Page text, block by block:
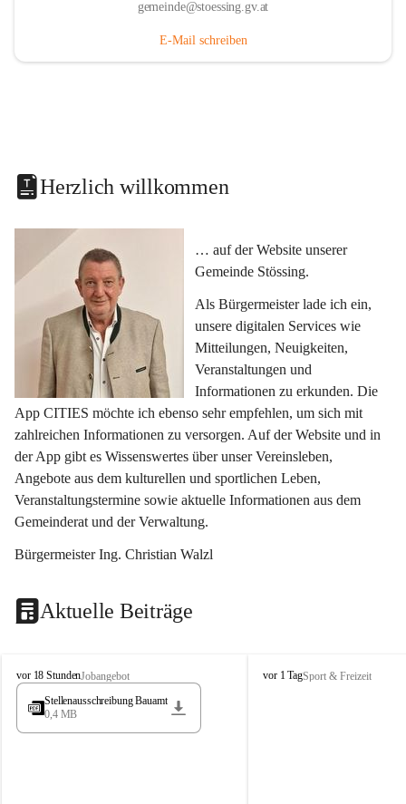
gemeinde@stoessing.gv.at
E-Mail schreiben
Herzlich willkommen
… auf der Website unserer
Gemeinde Stössing.
Als Bürgermeister lade ich ein,
unsere digitalen Services wie
Mitteilungen, Neuigkeiten,
Veranstaltungen und
Informationen zu erkunden. Die
App CITIES möchte ich ebenso sehr empfehlen, um sich mit
zahlreichen Informationen zu versorgen. Auf der Website und in
der App gibt es Wissenswertes über unser Vereinsleben,
Angebote aus dem kulturellen und sportlichen Leben,
Veranstaltungstermine sowie aktuelle Informationen aus dem
Gemeinderat und der Verwaltung.
Bürgermeister Ing. Christian Walzl
Aktuelle Beiträge
S
t
s
vor 18 StundenJobangebot
Stellenausschreibung Bauamt
0,4 MB
S
vor 1 TagSport & Freizeit